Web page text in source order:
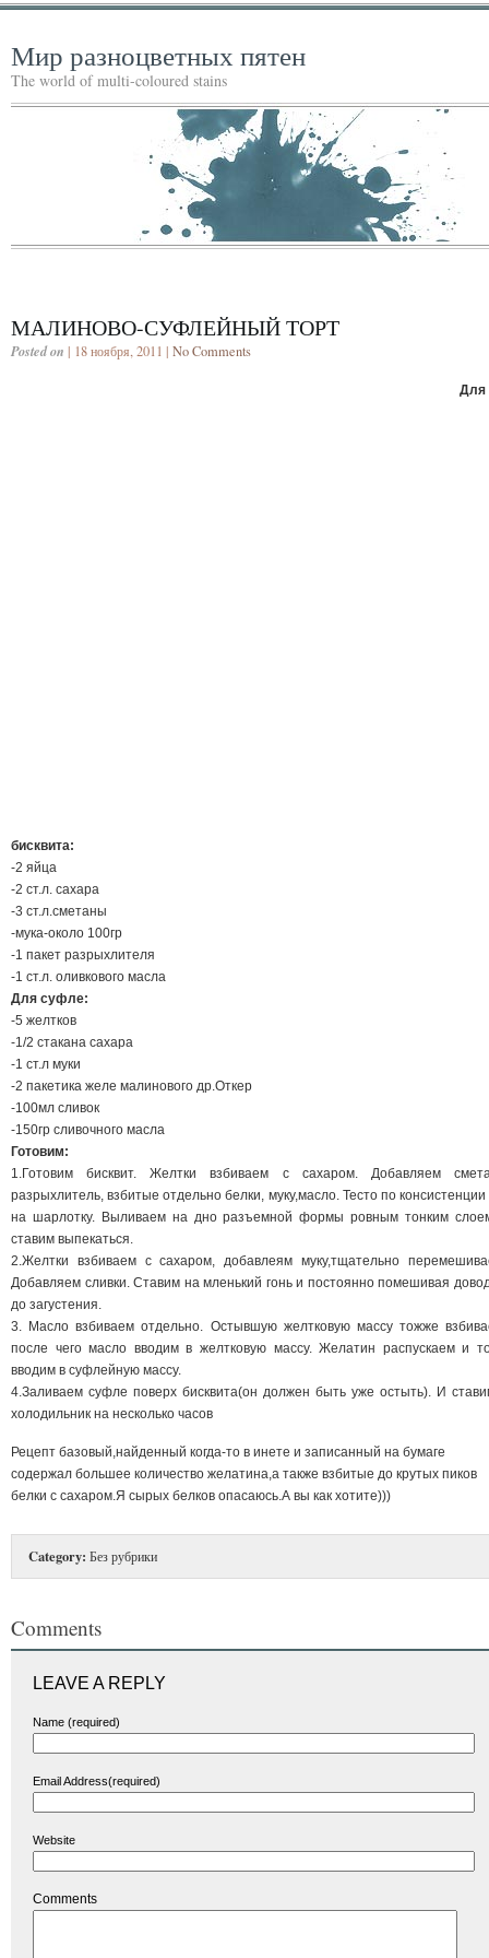
Мир разноцветных пятен
The world of multi-coloured stains
МАЛИНОВО-СУФЛЕЙНЫЙ ТОРТ
Posted on | 18 ноября, 2011 | No Comments
Для
бисквита:
-2 яйца
-2 ст.л. сахара
-3 ст.л.сметаны
-мука-около 100гр
-1 пакет разрыхлителя
-1 ст.л. оливкового масла
Для суфле:
-5 желтков
-1/2 стакана сахара
-1 ст.л муки
-2 пакетика желе малинового др.Откер
-100мл сливок
-150гр сливочного масла
Готовим:
1.Готовим бисквит. Желтки взбиваем с сахаром. Добавляем
разрыхлитель, взбитые отдельно белки, муку,масло. Тесто по консистенции
на шарлотку. Выливаем на дно разъемной формы ровным тонким
ставим выпекаться.
2.Желтки взбиваем с сахаром, добавлеям муку,тщательно
Добавляем сливки. Ставим на мленький гонь и постоянно помешивая
до загустения.
3. Масло взбиваем отдельно. Остывшую желтковую массу тожже
после чего масло вводим в желтковую массу. Желатин распускаем и
вводим в суфлейную массу.
4.Заливаем суфле поверх бисквита(он должен быть уже остыть). И
холодильник на несколько часов
Рецепт базовый,найденный когда-то в инете и записанный на бумаге
содержал большее количество желатина,а также взбитые до крутых пиков
белки с сахаром.Я сырых белков опасаюсь.А вы как хотите)))
Category: Без рубрики
Comments
LEAVE A REPLY
Name (required)
Email Address(required)
Website
Comments